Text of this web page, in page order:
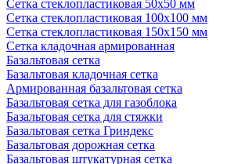
Сетка стеклопластиковая 50x50 мм
Сетка стеклопластиковая 100x100 мм
Сетка стеклопластиковая 150x150 мм
Сетка кладочная армированная
Базальтовая сетка
Базальтовая кладочная сетка
Армированная базальтовая сетка
Базальтовая сетка для газоблока
Базальтовая сетка для стяжки
Базальтовая сетка Гриндекс
Базальтовая дорожная сетка
Базальтовая штукатурная сетка